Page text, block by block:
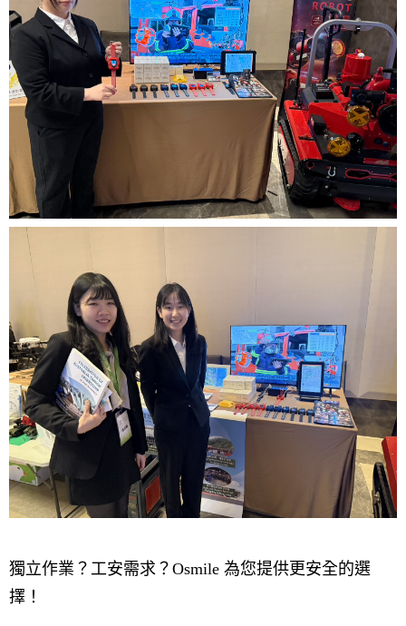
獨立作業？工安需求？Osmile 為您提供更安全的選
擇！